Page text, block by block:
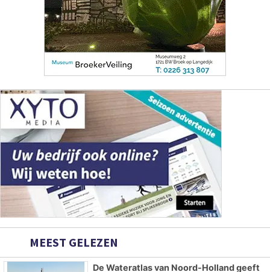
MEEST GELEZEN
De Wateratlas van Noord-Holland geeft